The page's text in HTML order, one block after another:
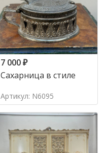
7 000₽
Сахарница в стиле
Артикул: N6095